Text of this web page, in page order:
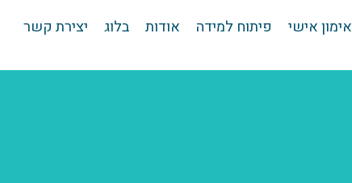
אימון אישי פיתוח למידה אודות בלוג יצירת קשר